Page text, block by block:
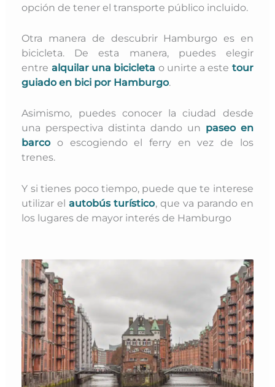
opción de tener el transporte público incluido.
Otra manera de descubrir Hamburgo es en
bicicleta. De esta manera, puedes elegir
entre alquilar una bicicleta o unirte a este tour
guiado en bici por Hamburgo.
Asimismo, puedes conocer la ciudad desde
una perspectiva distinta dando un paseo en
barcoo escogiendo el ferry en vez de los
trenes.
Y si tienes poco tiempo, puede que te interese
utilizar el autobús turístico, que va parando en
los lugares de mayor interés de Hamburgo